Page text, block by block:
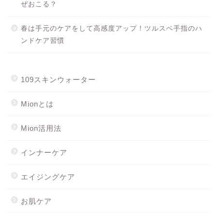
ぜおこる？
春は手元のケアをして高感度アップ！ツルスベ手指のハ
ンドケア習慣
109スキンウォーター
Mionとは
Mion活用法
インナーケア
エイジングケア
お肌ケア